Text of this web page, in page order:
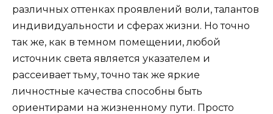
различных оттенках проявлений воли, талантов
индивидуальности и сферах жизни. Но точно
так же, как в темном помещении, любой
источник света является указателем и
рассеивает тьму, точно так же яркие
личностные качества способны быть
ориентирами на жизненному пути. Просто